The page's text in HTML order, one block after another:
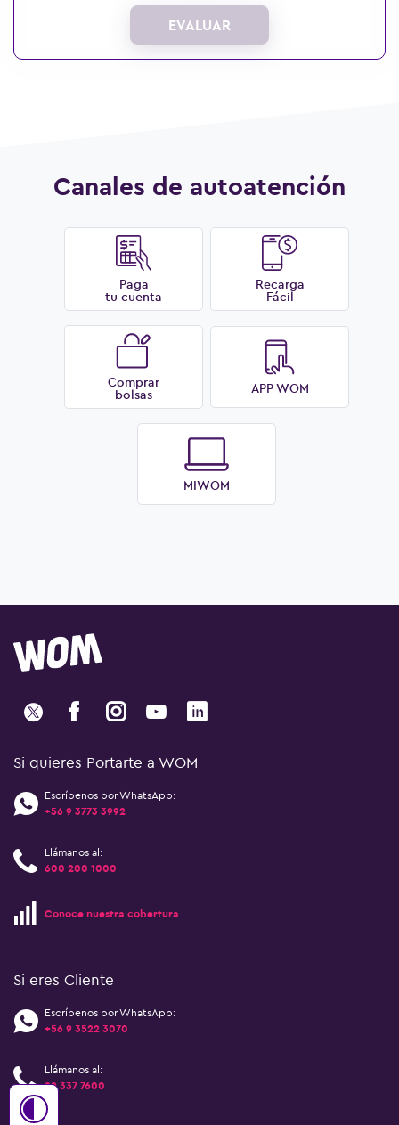
EVALUAR
Canales de autoatención
Paga
tu cuenta
Recarga
Fácil
Comprar
bolsas APP WOM
MIWOM
Si quieres Portarte a WOM
Escríbenos por WhatsApp:
+56 9 3773 3992
Llámanos al:
600 200 1000
Conoce nuestra cobertura
Si eres Cliente
Escríbenos por WhatsApp:
+56 9 3522 3070
Llámanos al:
22 337 7600